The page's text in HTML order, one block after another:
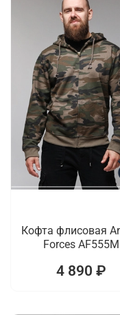
Кофта флисовая
Forces AF555M
4 890 ₽